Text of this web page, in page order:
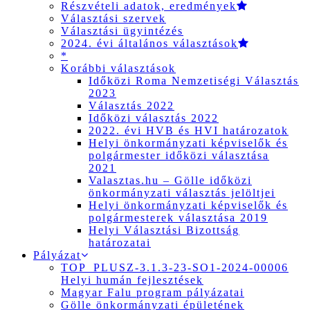
Részvételi adatok, eredmények
Választási szervek
Választási ügyintézés
2024. évi általános választások
*
Korábbi választások
Időközi Roma Nemzetiségi Választás
2023
Választás 2022
Időközi választás 2022
2022. évi HVB és HVI határozatok
Helyi önkormányzati képviselők és
polgármester időközi választása
2021
Valasztas.hu – Gölle időközi
önkormányzati választás jelöltjei
Helyi önkormányzati képviselők és
polgármesterek választása 2019
Helyi Választási Bizottság
határozatai
Pályázat
TOP_PLUSZ-3.1.3-23-SO1-2024-00006
Helyi humán fejlesztések
Magyar Falu program pályázatai
Gölle önkormányzati épületének